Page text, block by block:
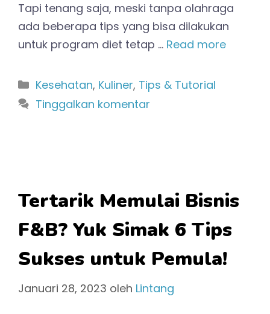
Tapi tenang saja, meski tanpa olahraga
ada beberapa tips yang bisa dilakukan
untuk program diet tetap … Read more
Kategori
Kesehatan, Kuliner, Tips & Tutorial
Tinggalkan komentar
Tertarik Memulai Bisnis
F&B? Yuk Simak 6 Tips
Sukses untuk Pemula!
Januari 28, 2023 oleh Lintang